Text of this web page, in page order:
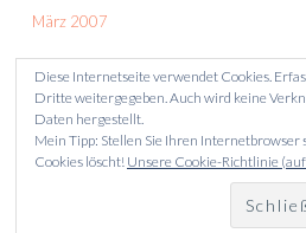
März 2007
STOLZ PRÄSENTIERT
THEME: SKETCH VON
Diese Internetseite verwendet Cookies.
Dritte weitergegeben. Auch wird keine
Daten hergestellt.
Mein Tipp: Stellen Sie Ihren Internetbrowser
Cookies löscht! Unsere Cookie-Richtlinie